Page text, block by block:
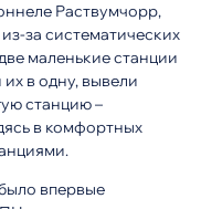
Раствумчорр,
за систематических
маленькие станции
в одну, вывели
станцию –
в комфортных
впервые